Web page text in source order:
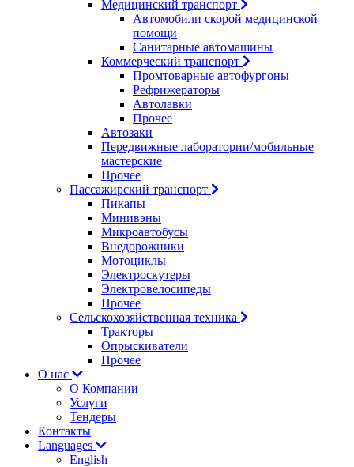
Медицинский транспорт
Автомобили скорой медицинской
помощи
Санитарные автомашины
Коммерческий транспорт
Промтоварные автофургоны
Рефрижераторы
Автолавки
Прочее
Автозаки
Передвижные лаборатории/мобильные
мастерские
Прочее
Пассажирский транспорт
Пикапы
Минивэны
Микроавтобусы
Внедорожники
Мотоциклы
Электроскутеры
Электровелосипеды
Прочее
Сельскохозяйственная техника
Тракторы
Опрыскиватели
Прочее
О нас
О Компании
Услуги
Тендеры
Контакты
Languages
English